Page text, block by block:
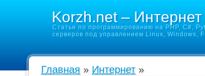
Korzh.net – Интернет
Статьи по программированию на PHP, C#,
серверов под управлением Linux, Windows,
Главная » Интернет »